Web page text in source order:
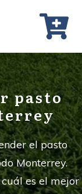
pasto
el pasto
Monterrey.
es el mejor